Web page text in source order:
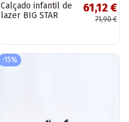
Calçado infantil de
lazer BIG STAR
61,12 €
71,90 €
-15%